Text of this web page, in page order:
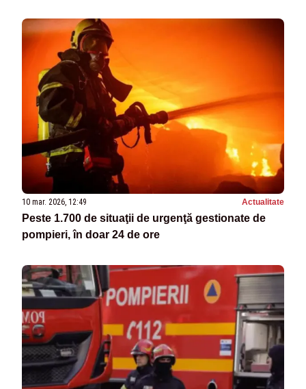
10 mar. 2026, 12:49 Actualitate
Peste 1.700 de situaţii de urgenţă gestionate de
pompieri, în doar 24 de ore